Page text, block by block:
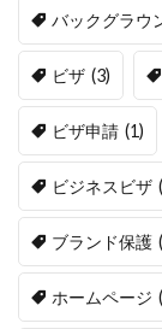
バックグラウ
ビザ (3)
ビザ申請 (1)
ビジネスビザ
ブランド保護
ホームページ